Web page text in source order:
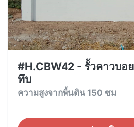
#H.CBW42 - รั้วคาวบอ
ทึบ
ความสูงจากพื้นดิน 150 ซม